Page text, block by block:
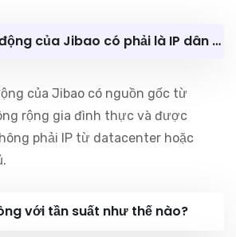
Q1: IP dân cư động của Jibao có phải là IP dân cư thực không?
của Jibao có nguồn gốc từ
rộng gia đình thực và được
phải IP từ datacenter hoặc
với tần suất như thế nào?